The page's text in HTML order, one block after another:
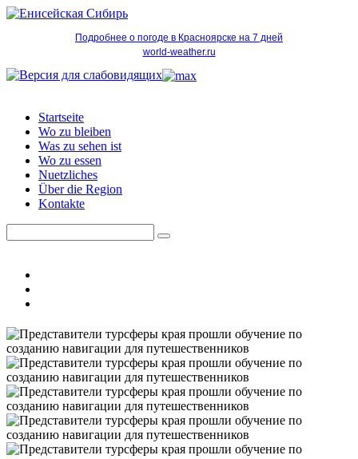
Подробнее о погоде в Красноярске на 7 дней
world-weather.ru
Startseite
Wo zu bleiben
Was zu sehen ist
Wo zu essen
Nuetzliches
Über die Region
Kontakte